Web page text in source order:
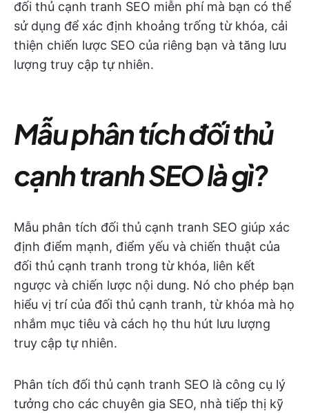
đối thủ cạnh tranh SEO miễn phí mà bạn có thể
sử dụng để xác định khoảng trống từ khóa, cải
thiện chiến lược SEO của riêng bạn và tăng lưu
lượng truy cập tự nhiên.
Mẫu phân tích đối thủ
cạnh tranh SEO là gì?
Mẫu phân tích đối thủ cạnh tranh SEO giúp xác
định điểm mạnh, điểm yếu và chiến thuật của
đối thủ cạnh tranh trong từ khóa, liên kết
ngược và chiến lược nội dung. Nó cho phép bạn
hiểu vị trí của đối thủ cạnh tranh, từ khóa mà họ
nhắm mục tiêu và cách họ thu hút lưu lượng
truy cập tự nhiên.
Phân tích đối thủ cạnh tranh SEO là công cụ lý
tưởng cho các chuyên gia SEO, nhà tiếp thị kỹ